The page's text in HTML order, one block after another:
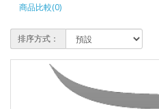
商品比較(0)
排序方式：